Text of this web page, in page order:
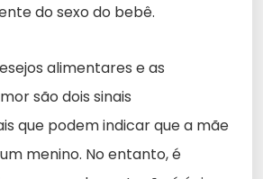
do sexo do bebê.
alimentares e as
são dois sinais
que podem indicar que a mãe
menino. No entanto, é